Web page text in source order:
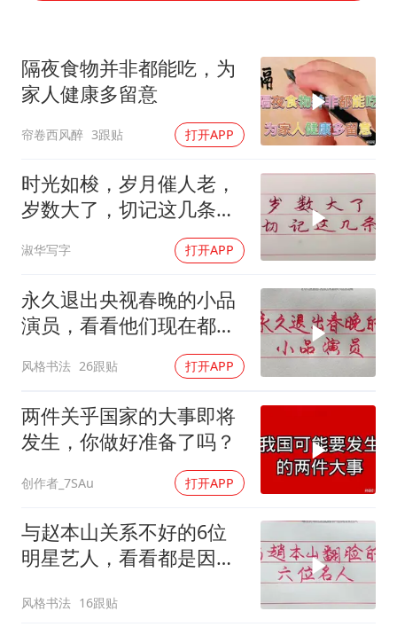
店主称换“青海拉面”招牌后生意更好
女儿为争财产堵门阻挠父亲出殡
Kimi K3也失控了
习近平心系体育强国建设
隔夜食物并非都能吃，为
家人健康多留意
帘卷西风醉 3跟贴 打开APP
时光如梭，岁月催人老，
岁数大了，切记这几条，
淑华写字 打开APP
永久退出央视春晚的小品
演员，看看他们现在都在
风格书法 26跟贴 打开APP
两件关乎国家的大事即将
发生，你做好准备了吗？
创作者_7SAu 打开APP
与赵本山关系不好的6位
明星艺人，看看都是因为
风格书法 16跟贴